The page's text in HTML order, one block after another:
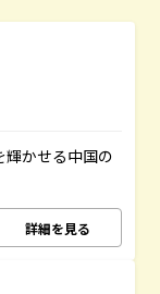
かせる中国の
詳細を見る